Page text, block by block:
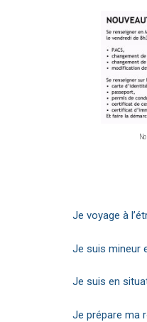
Je voyage à
Je suis mineur
Je suis en
Je prépare ma